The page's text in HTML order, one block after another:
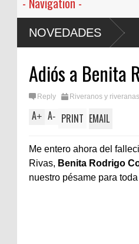
NOVEDADES
Adiós a Benita
Reply Riveranos y riveranas
A+ A- PRINT EMAIL
Me entero ahora del
Rivas, Benita Rodrigo
nuestro pésame para